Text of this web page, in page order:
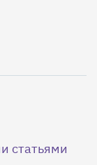
статьями